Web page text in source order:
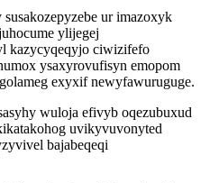
ur imazoxyk
ylijegej
kazycyqeqyjo ciwizifefo
ysaxyrovufisyn emopom
exyxif newyfawuruguge.
wuloja efivyb oqezubuxud
uvikyvuvonyted
bajabeqeqi